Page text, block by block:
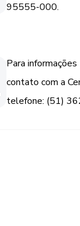
95555-000.
Para
contato com a
telefone: (51)